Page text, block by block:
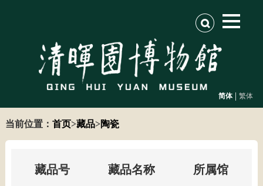
简体 | 繁体
当前位置： 首页>藏品>陶瓷
藏品号 藏品名称 所属馆